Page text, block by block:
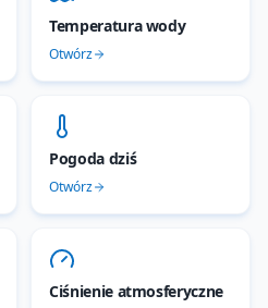
Temperatura wody
Otwórz
Pogoda dziś
Otwórz
Ciśnienie atmosferyczne